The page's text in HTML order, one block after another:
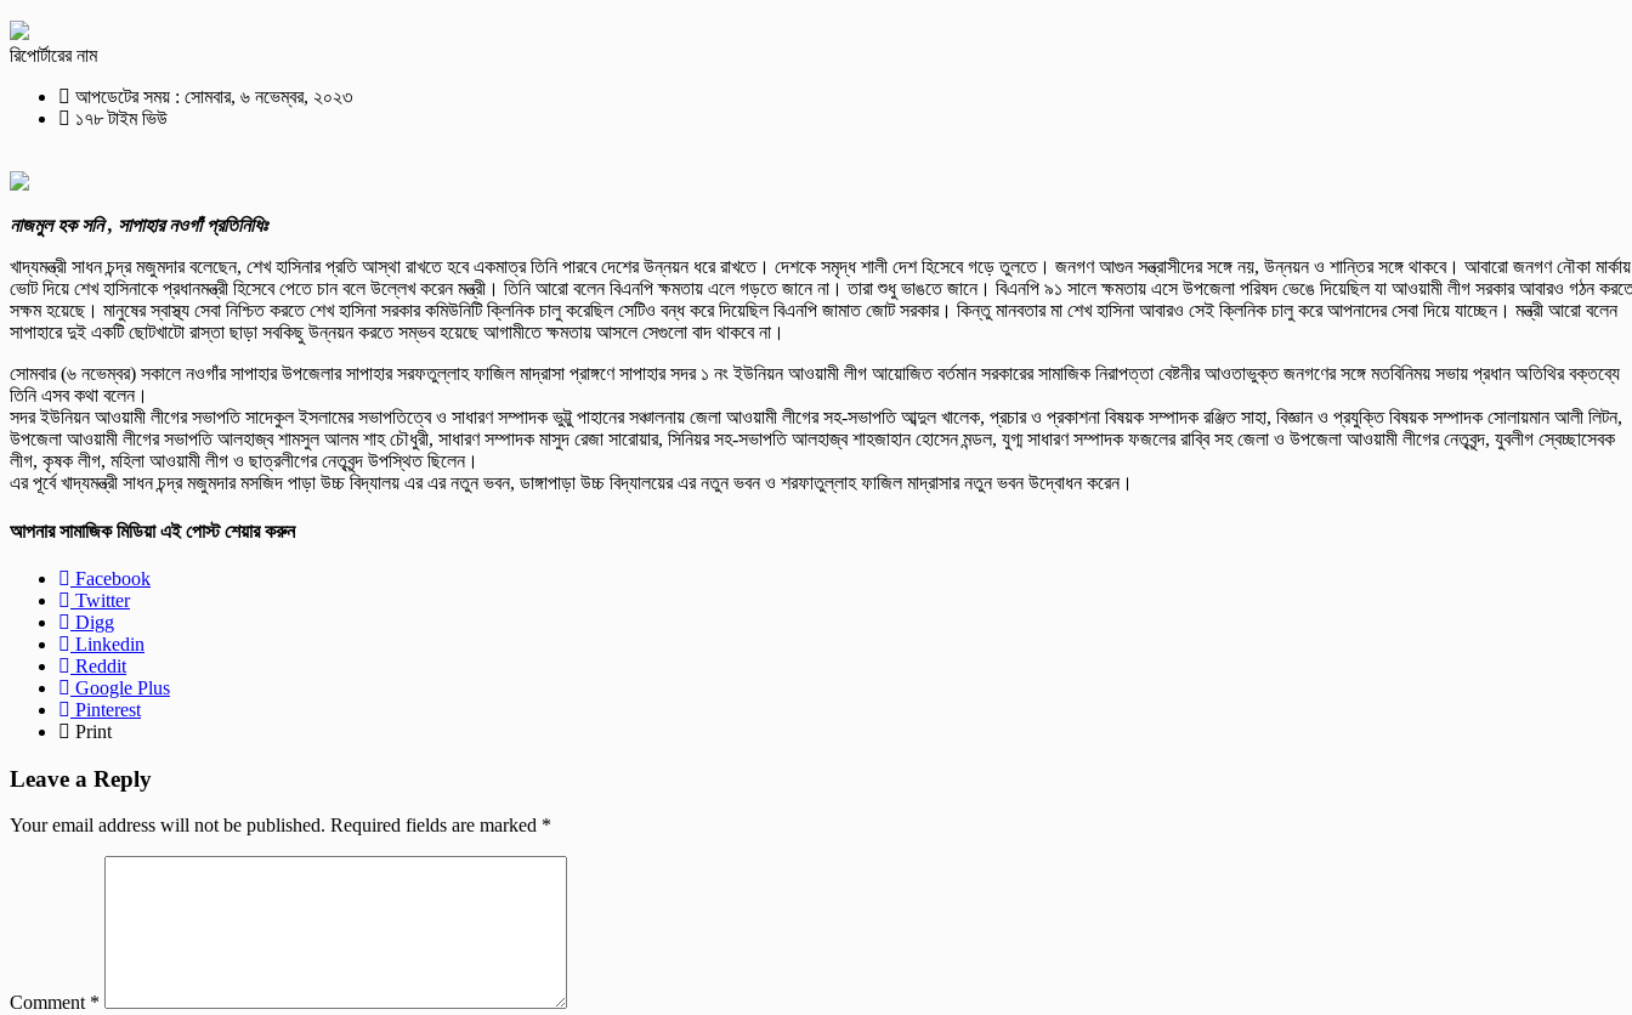
রিপোর্টারের নাম
আপডেটের সময় : সোমবার, ৬ নভেম্বর, ২০২৩
১৭৮ টাইম ভিউ
নাজমুল হক সনি , সাপাহার নওগাঁ প্রতিনিধিঃ
খাদ্যমন্ত্রী সাধন চন্দ্র মজুমদার বলেছেন, শেখ হাসিনার প্রতি আস্থা রাখতে হবে একমাত্র তিনি পারবে দেশের উন্নয়ন ধরে রাখতে। দেশকে সমৃদ্ধ শালী দেশ হিসেবে গড়ে তুলতে। জনগণ আগুন সন্ত্রাসীদের সঙ্গে নয়, উন্নয়ন ও শান্তির সঙ্গে থাকবে। আবারো জনগণ নৌকা মার্কায়
ভোট দিয়ে শেখ হাসিনাকে প্রধানমন্ত্রী হিসেবে পেতে চান বলে উল্লেখ করেন মন্ত্রী। তিনি আরো বলেন বিএনপি ক্ষমতায় এলে গড়তে জানে না। তারা শুধু ভাঙতে জানে। বিএনপি ৯১ সালে ক্ষমতায় এসে উপজেলা পরিষদ ভেঙে দিয়েছিল যা আওয়ামী লীগ সরকার আবারও গঠন
সক্ষম হয়েছে। মানুষের স্বাস্থ্য সেবা নিশ্চিত করতে শেখ হাসিনা সরকার কমিউনিটি ক্লিনিক চালু করেছিল সেটিও বন্ধ করে দিয়েছিল বিএনপি জামাত জোট সরকার। কিন্তু মানবতার মা শেখ হাসিনা আবারও সেই ক্লিনিক চালু করে আপনাদের সেবা দিয়ে যাচ্ছেন। মন্ত্রী আরো বলেন
সাপাহারে দুই একটি ছোটখাটো রাস্তা ছাড়া সবকিছু উন্নয়ন করতে সম্ভব হয়েছে আগামীতে ক্ষমতায় আসলে সেগুলো বাদ থাকবে না।
সোমবার (৬ নভেম্বর) সকালে নওগাঁর সাপাহার উপজেলার সাপাহার সরফতুল্লাহ ফাজিল মাদ্রাসা প্রাঙ্গণে সাপাহার সদর ১ নং ইউনিয়ন আওয়ামী লীগ আয়োজিত বর্তমান সরকারের সামাজিক নিরাপত্তা বেষ্টনীর আওতাভুক্ত জনগণের সঙ্গে মতবিনিময় সভায় প্রধান অতিথির বক্তব্যে
তিনি এসব কথা বলেন।
সদর ইউনিয়ন আওয়ামী লীগের সভাপতি সাদেকুল ইসলামের সভাপতিত্বে ও সাধারণ সম্পাদক ভুট্টু পাহানের সঞ্চালনায় জেলা আওয়ামী লীগের সহ-সভাপতি আব্দুল খালেক, প্রচার ও প্রকাশনা বিষয়ক সম্পাদক রঞ্জিত সাহা, বিজ্ঞান ও প্রযুক্তি বিষয়ক সম্পাদক সোলায়মান আলী লিটন,
উপজেলা আওয়ামী লীগের সভাপতি আলহাজ্ব শামসুল আলম শাহ চৌধুরী, সাধারণ সম্পাদক মাসুদ রেজা সারোয়ার, সিনিয়র সহ-সভাপতি আলহাজ্ব শাহজাহান হোসেন মন্ডল, যুগ্ম সাধারণ সম্পাদক ফজলের রাব্বি সহ জেলা ও উপজেলা আওয়ামী লীগের নেতৃবৃন্দ, যুবলীগ স্বেচ্ছাসেবক
লীগ, কৃষক লীগ, মহিলা আওয়ামী লীগ ও ছাত্রলীগের নেতৃবৃন্দ উপস্থিত ছিলেন।
এর পূর্বে খাদ্যমন্ত্রী সাধন চন্দ্র মজুমদার মসজিদ পাড়া উচ্চ বিদ্যালয় এর এর নতুন ভবন, ডাঙ্গাপাড়া উচ্চ বিদ্যালয়ের এর নতুন ভবন ও শরফাতুল্লাহ ফাজিল মাদ্রাসার নতুন ভবন উদ্বোধন করেন।
আপনার সামাজিক মিডিয়া এই পোস্ট শেয়ার করুন
Facebook
Twitter
Digg
Linkedin
Reddit
Google Plus
Pinterest
Print
Leave a Reply
Your email address will not be published. Required fields are marked *
Comment *